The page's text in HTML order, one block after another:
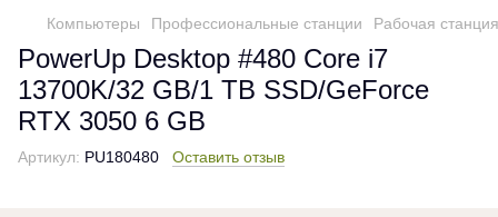
Компьютеры Профессиональные станции Рабочая
PowerUp Desktop #480 Core i7
13700K/32 GB/1 TB SSD/GeForce
RTX 3050 6 GB
Артикул: PU180480 Оставить отзыв